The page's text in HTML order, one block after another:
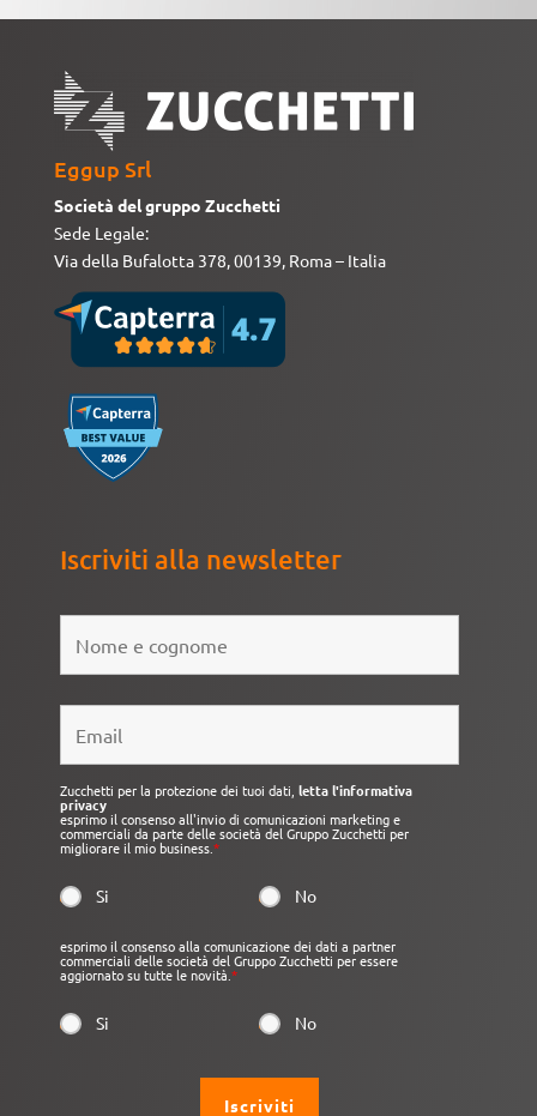
Eggup Srl
Società del gruppo Zucchetti
Sede Legale:
Via della Bufalotta 378, 00139, Roma – Italia
Iscriviti alla newsletter
Zucchetti per la protezione dei tuoi dati, letta l'informativa
privacy
esprimo il consenso all'invio di comunicazioni marketing e
commerciali da parte delle società del Gruppo Zucchetti per
migliorare il mio business.*
Si No
esprimo il consenso alla comunicazione dei dati a partner
commerciali delle società del Gruppo Zucchetti per essere
aggiornato su tutte le novità. *
Si No